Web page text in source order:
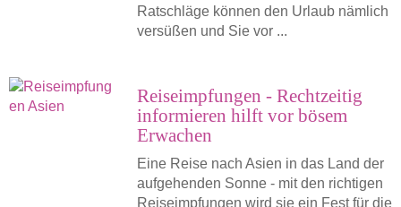
Ratschläge können den Urlaub nämlich
versüßen und Sie vor ...
Reiseimpfungen - Rechtzeitig
informieren hilft vor bösem
Erwachen
Eine Reise nach Asien in das Land der
aufgehenden Sonne - mit den richtigen
Reiseimpfungen wird sie ein Fest für die